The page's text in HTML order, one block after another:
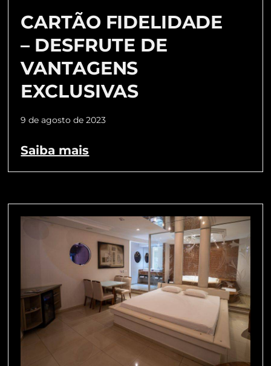
CARTÃO FIDELIDADE
– DESFRUTE DE
VANTAGENS
EXCLUSIVAS
9 de agosto de 2023
Saiba mais